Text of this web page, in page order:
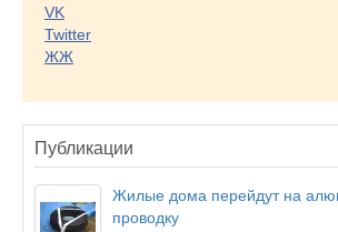
VK
Twitter
ЖЖ
Публикации
Жилые дома перейдут на
проводку